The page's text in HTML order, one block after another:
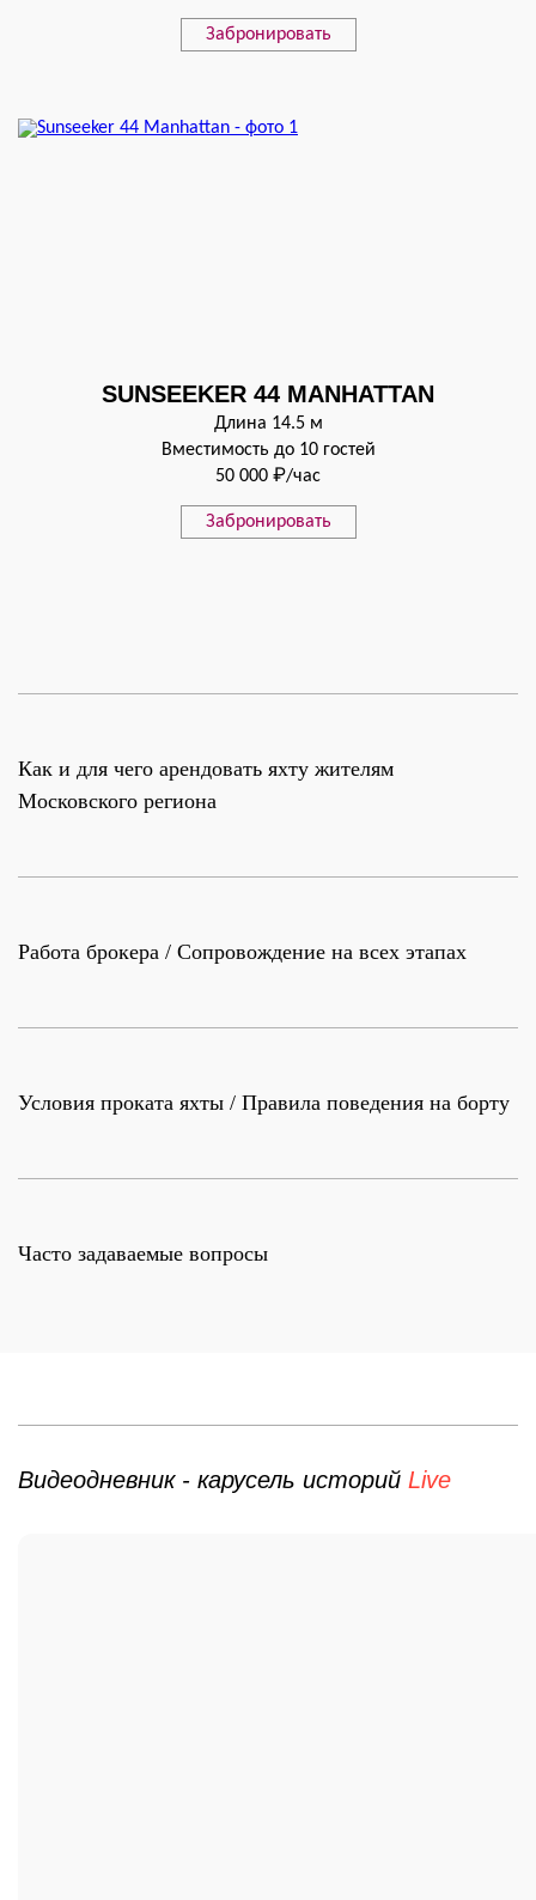
Забронировать
SUNSEEKER 44 MANHATTAN
Длина 14.5 м
Вместимость до 10 гостей
50 000 ₽/час
Забронировать
Как и для чего арендовать яхту жителям
Московского региона
Работа брокера / Сопровождение на всех этапах
Условия проката яхты / Правила поведения на борту
Часто задаваемые вопросы
Видеодневник - карусель историй Live